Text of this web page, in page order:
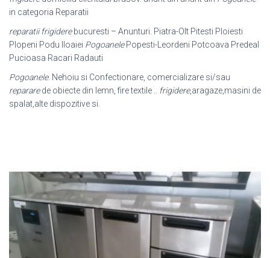
in categoria Reparatii
reparatii frigiderebucuresti – Anunturi. Piatra-Olt Pitesti Ploiesti
Plopeni Podu Iloaiei PogoanelePopesti-Leordeni Potcoava Predeal
Pucioasa Racari Radauti
Pogoanele. Nehoiu si Confectionare, comercializare si/sau
repararede obiecte din lemn, fire textile .. frigidere,aragaze,masini de
spalat,alte dispozitive si.